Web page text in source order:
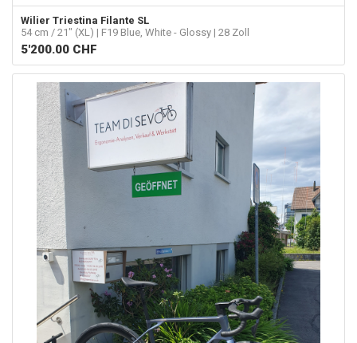
Wilier Triestina Filante SL
54 cm / 21" (XL) | F19 Blue, White - Glossy | 28 Zoll
5'200.00 CHF